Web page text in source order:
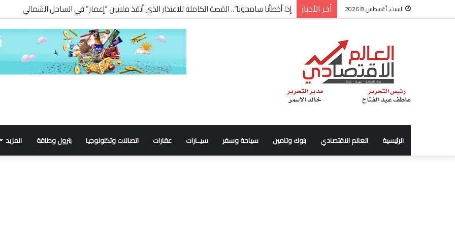
السبت, أغسطس 8 2026 أخر الأخبار إذا أخطأنا سامحونا”.. القصة الكاملة للاعتذار الذي أنقذ ملايين “إعمار” في الساحل الشمالي
الرئيسية العالم الاقتصادي بنوك وتامين سياحة وسفر سيــارات عقارات اتصالات وتكنولوجيا بترول وطاقة المزيد